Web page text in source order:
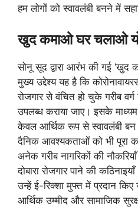
हम लोगों को स्वावलंबी बनने में
खुद कमाओ घर चलाओ
सोनू सूद द्वारा आरंभ की गई
मुख्य उद्देश्य यह है कि
रोजगार से वंचित हो चुके गरीब
उपलब्ध कराया जाए। इसके
केवल आर्थिक रूप से स्वावलंबी बन
दैनिक आवश्यकताओं को भी पूरा
अनेक गरीब नागरिकों की
दोबारा रोजगार पाने की
उन्हें ई-रिक्शा मुफ्त में प्रदान
आर्थिक उम्मीद और सामाजिक